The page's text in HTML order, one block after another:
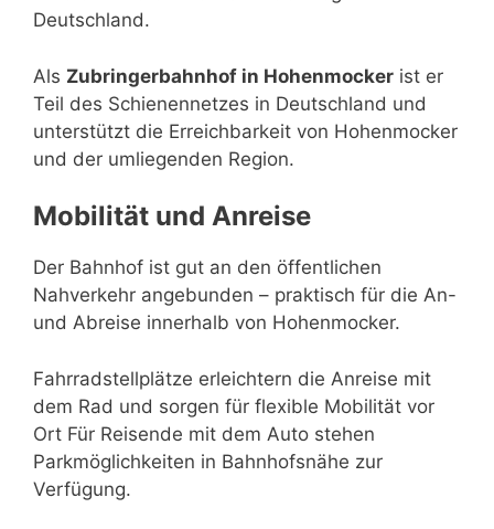
Deutschland.
Als Zubringerbahnhof in Hohenmocker ist er
Teil des Schienennetzes in Deutschland und
unterstützt die Erreichbarkeit von Hohenmocker
und der umliegenden Region.
Mobilität und Anreise
Der Bahnhof ist gut an den öffentlichen
Nahverkehr angebunden – praktisch für die An-
und Abreise innerhalb von Hohenmocker.
Fahrradstellplätze erleichtern die Anreise mit
dem Rad und sorgen für flexible Mobilität vor
Ort Für Reisende mit dem Auto stehen
Parkmöglichkeiten in Bahnhofsnähe zur
Verfügung.